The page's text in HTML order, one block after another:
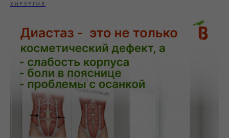
ХИРУРГИЯ